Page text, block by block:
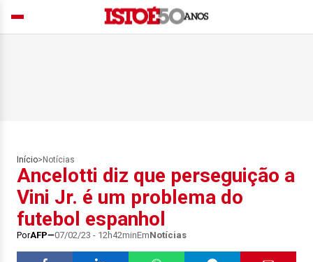
Início> Notícias
Ancelotti diz que perseguição a
Vini Jr. é um problema do
futebol espanhol
PorAFP 07/02/23 - 12h42minEmNotícias